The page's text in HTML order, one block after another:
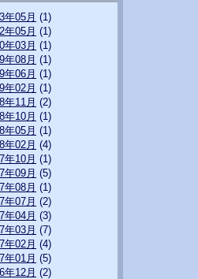
年05月 (1)
年05月 (1)
年03月 (1)
年08月 (1)
年06月 (1)
年02月 (1)
年11月 (2)
年10月 (1)
年05月 (1)
年02月 (4)
年10月 (1)
年09月 (5)
年08月 (1)
年07月 (2)
年04月 (3)
年03月 (7)
年02月 (4)
年01月 (5)
年12月 (2)